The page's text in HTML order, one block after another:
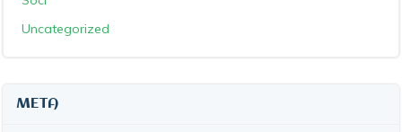
Uncategorized
META